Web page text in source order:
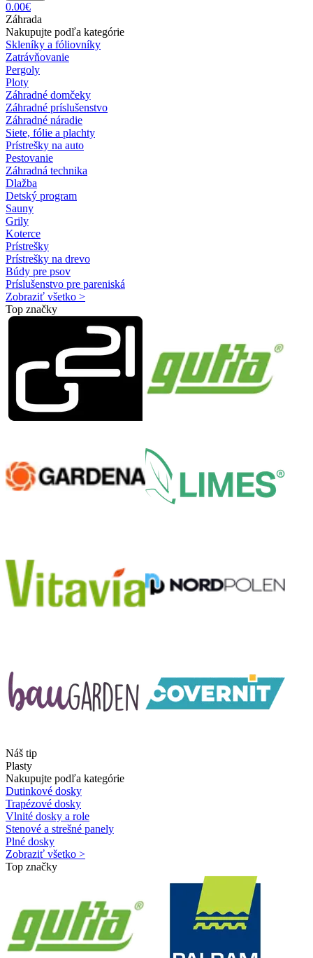
0.00€
Záhrada
Nakupujte podľa kategórie
Skleníky a fóliovníky
Zatrávňovanie
Pergoly
Ploty
Záhradné domčeky
Záhradné príslušenstvo
Záhradné náradie
Siete, fólie a plachty
Prístrešky na auto
Pestovanie
Záhradná technika
Dlažba
Detský program
Sauny
Grily
Koterce
Prístrešky
Prístrešky na drevo
Búdy pre psov
Príslušenstvo pre pareniská
Zobraziť všetko >
Top značky
Náš tip
Plasty
Nakupujte podľa kategórie
Dutinkové dosky
Trapézové dosky
Vlnité dosky a role
Stenové a strešné panely
Plné dosky
Zobraziť všetko >
Top značky